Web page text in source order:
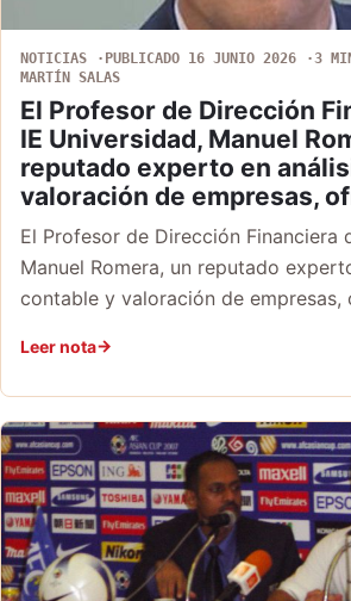
NOTICIAS PUBLICADO 16 JUNIO 2026
3
MARTÍN SALAS
El Profesor de Dirección
IE Universidad, Manuel
reputado experto en
valoración de empresas,
El Profesor de Dirección Financiera
Manuel Romera, un reputado
contable y valoración de empresas,
Leer nota